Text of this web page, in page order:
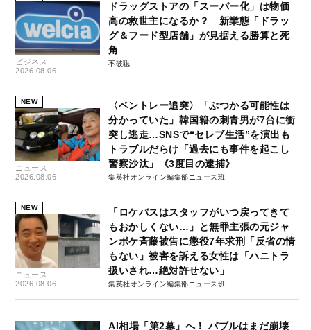
ビジネス
2026.08.06
ドラッグストアの「スーパー化」は物価
高の救世主になるか？ 新業態「ドラッ
グ＆フード型店舗」が見据える勝算と死
角
不破聡
NEW
ニュース
2026.08.06
〈ベントレー追突〉「ぶつかる可能性は
分かっていた」韓国籍の刺青男が7台に衝
突し逃走…SNSで“セレブ生活”を演出も
トラブルだらけ「過去にも事件を起こし
警察沙汰」《3度目の逮捕》
集英社オンライン編集部ニュース班
NEW
ニュース
2026.08.06
「ロケバスはスタッフがいつ戻ってきて
もおかしくない…」と無罪主張の元ジャ
ンポケ斉藤被告に懲役7年求刑「反省の情
もない」被害を訴える女性は「ハニトラ
扱いされ…絶対許せない」
集英社オンライン編集部ニュース班
AI相場「第2幕」へ！ バブルはまだ崩壊